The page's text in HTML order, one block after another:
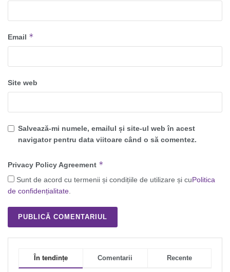
Email *
Site web
Salvează-mi numele, emailul și site-ul web în acest
navigator pentru data viitoare când o să comentez.
Privacy Policy Agreement *
Sunt de acord cu termenii și condițiile de utilizare și cuPolitica
de confidențialitate.
În tendințe Comentarii Recente